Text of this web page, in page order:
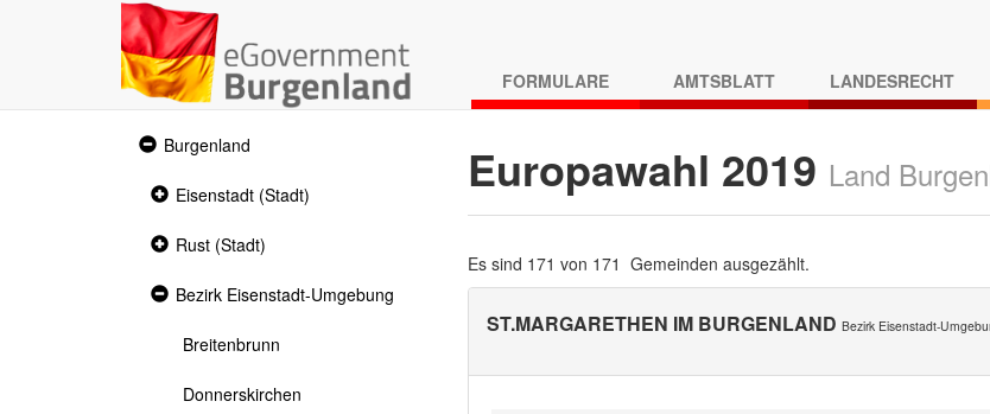
FORMULARE AMTSBLATT LANDESRECHT
Expanded
section
Burgenland
Collapsed
Eisenstadt (Stadt)
Collapsed
section
Rust (Stadt)
Expanded
Bezirk Eisenstadt-Umgebung
Breitenbrunn
Donnerskirchen
Europawahl 2019 Land
Es sind 171 von 171 Gemeinden ausgezählt.
ST.MARGARETHEN IM BURGENLAND Bezirk Eisenstadt-